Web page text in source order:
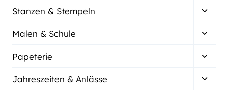
Stanzen & Stempeln
Malen & Schule
Papeterie
Jahreszeiten & Anlässe